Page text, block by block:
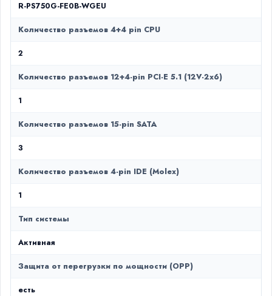
R-PS750G-FE0B-WGEU
Количество разъемов 4+4 pin CPU
2
Количество разъемов 12+4-pin PCI-E 5.1 (12V-2х6)
1
Количество разъемов 15-pin SATA
3
Количество разъемов 4-pin IDE (Molex)
1
Тип системы
Активная
Защита от перегрузки по мощности (OPP)
есть